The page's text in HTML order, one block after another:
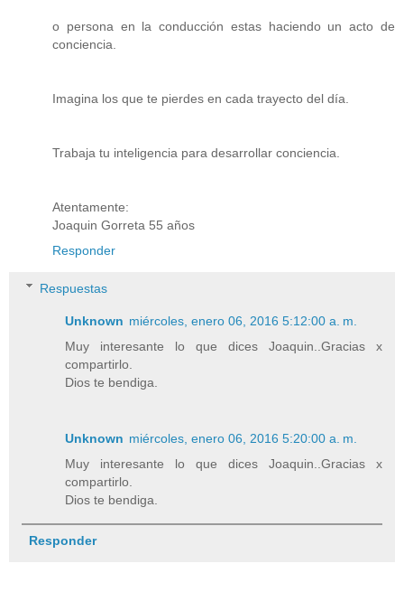
o persona en la conducción estas haciendo un acto de
conciencia.
Imagina los que te pierdes en cada trayecto del día.
Trabaja tu inteligencia para desarrollar conciencia.
Atentamente:
Joaquin Gorreta 55 años
Responder
Respuestas
Unknown miércoles, enero 06, 2016 5:12:00 a. m.
Muy interesante lo que dices Joaquin..Gracias x
compartirlo.
Dios te bendiga.
Unknown miércoles, enero 06, 2016 5:20:00 a. m.
Muy interesante lo que dices Joaquin..Gracias x
compartirlo.
Dios te bendiga.
Responder